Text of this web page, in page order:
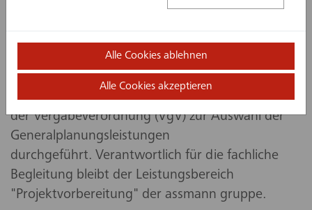
Insgesamt nahmen 14 Architekturbüros am
ausgezeichneten Entwürfen wurde eine weitere
Arbeit mit einer Anerkennung gewürdigt.
Im Anschluss wird ein Vergabeverfahren gemäß
der Vergabeverordnung (VgV) zur Auswahl der
Generalplanungsleistungen
durchgeführt. Verantwortlich für die fachliche
Begleitung bleibt der Leistungsbereich
"Projektvorbereitung" der assmann gruppe.
Alle Cookies ablehnen
Alle Cookies akzeptieren